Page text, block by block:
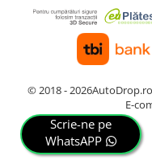
© 2018 -
E-
Scrie-ne pe
WhatsAPP